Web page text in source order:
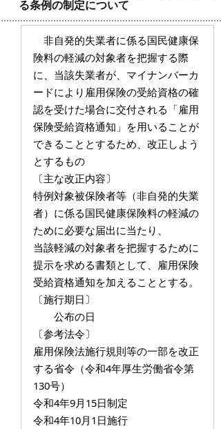
る条例の制定について
非自発的失業者に係る国民健康保
険料の軽減の対象者を把握する際
に、当該失業者が、マイナンバーカ
ードにより雇用保険の受給資格の確
認を受けた場合に交付される「雇用
保険受給資格通知」を用いることが
できることとするため、改正しよう
とするもの
〔主な改正内容〕
特例対象被保険者等（非自発的失業
者）に係る国民健康保険料の軽減の
ために必要な届出に当たり、
当該軽減の対象者を把握するために
提示を求める書類として、雇用保険
受給資格通知を加えることとする。
〔施行期日〕
公布の日
〔参考法令〕
雇用保険法施行規則等の一部を改正
する省令（令和4年厚生労働省令第
130号）
令和4年9月15日制定
令和4年10月1日施行